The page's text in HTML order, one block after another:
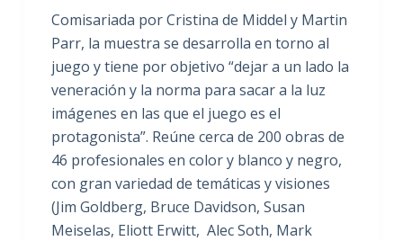
Comisariada por Cristina de Middel y Martin
Parr, la muestra se desarrolla en torno al
juego y tiene por objetivo “dejar a un lado la
veneración y la norma para sacar a la luz
imágenes en las que el juego es el
protagonista”. Reúne cerca de 200 obras de
46 profesionales en color y blanco y negro,
con gran variedad de temáticas y visiones
(Jim Goldberg, Bruce Davidson, Susan
Meiselas, Eliott Erwitt, Alec Soth, Mark